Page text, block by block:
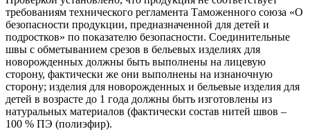
требованиям технического регламента Таможенного союза «О
безопасности продукции, предназначенной для детей и
подростков» по показателю безопасности. Соединительные
швы с обметыванием срезов в бельевых изделиях для
новорожденных должны быть выполнены на лицевую
сторону, фактически же они выполнены на изнаночную
сторону; изделия для новорожденных и бельевые изделия для
детей в возрасте до 1 года должны быть изготовлены из
натуральных материалов (фактически состав нитей швов –
100 % ПЭ (полиэфир).